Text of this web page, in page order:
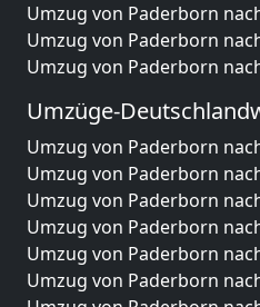
Umzug von Paderborn
Umzug von Paderborn
Umzug von Paderborn
Umzüge-
Umzug von Paderborn
Umzug von Paderborn
Umzug von Paderborn
Umzug von Paderborn
Umzug von Paderborn
Umzug von Paderborn